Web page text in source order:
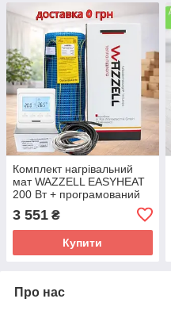
Комплект нагрівальний
мат WAZZELL EASYHEAT
200 Вт + програмований
термостат. Тепла підлога
під плитку
3 551 ₴
Купити
Про нас